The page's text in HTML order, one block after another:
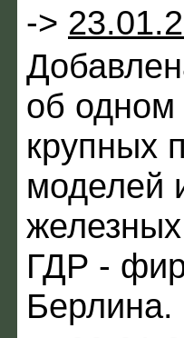
->
об
крупных
моделей
ГДР -
Берлина.